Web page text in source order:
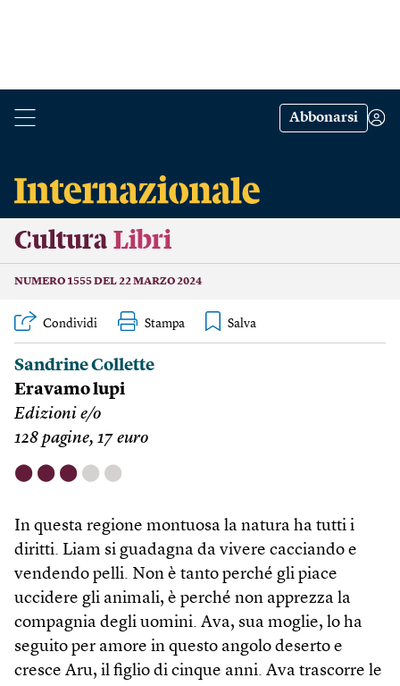
Abbonarsi
Cultura Libri
NUMERO 1555 DEL 22 MARZO 2024
Condividi Stampa
Sandrine Collette
Eravamo lupi
Edizioni e/o
128 pagine, 17 euro
⬤ ⬤ ⬤ ⬤ ⬤
In questa regione montuosa la natura ha tutti i
diritti. Liam si guadagna da vivere cacciando e
vendendo pelli. Non è tanto perché gli piace
uccidere gli animali, è perché non apprezza la
compagnia degli uomini. Ava, sua moglie, lo ha
seguito per amore in questo angolo deserto e
cresce Aru, il figlio di cinque anni. Ava trascorre le